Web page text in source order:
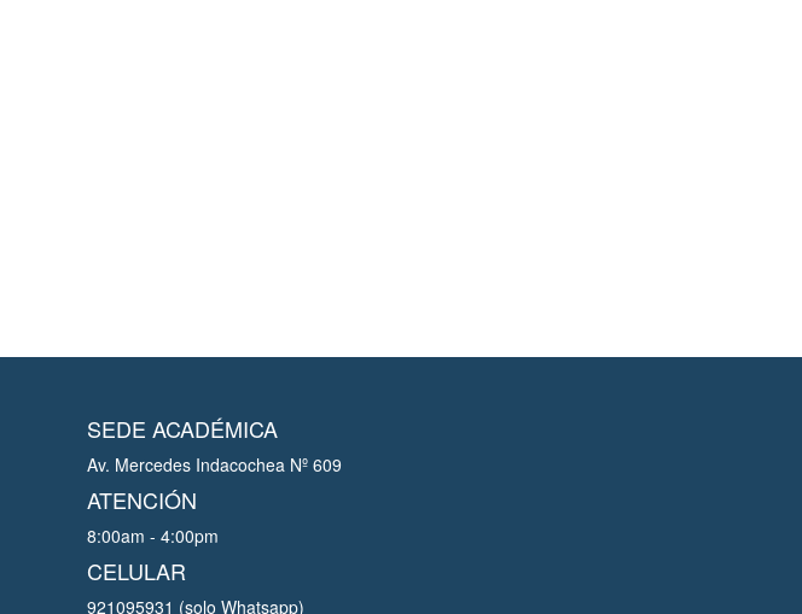
SEDE ACADÉMICA
Av. Mercedes Indacochea Nº 609
ATENCIÓN
8:00am - 4:00pm
CELULAR
921095931 (solo Whatsapp)